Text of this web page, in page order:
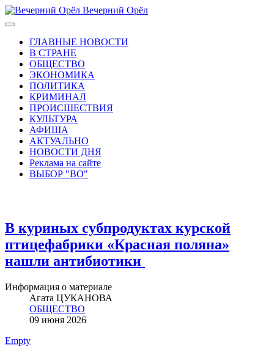
Вечерний Орёл
ГЛАВНЫЕ НОВОСТИ
В СТРАНЕ
ОБЩЕСТВО
ЭКОНОМИКА
ПОЛИТИКА
КРИМИНАЛ
ПРОИСШЕСТВИЯ
КУЛЬТУРА
АФИША
АКТУАЛЬНО
НОВОСТИ ДНЯ
Реклама на сайте
ВЫБОР "ВО"
В куриных субпродуктах курской
птицефабрики «Красная поляна»
нашли антибиотики
Информация о материале
Агата ЦУКАНОВА
ОБЩЕСТВО
09 июня 2026
Empty